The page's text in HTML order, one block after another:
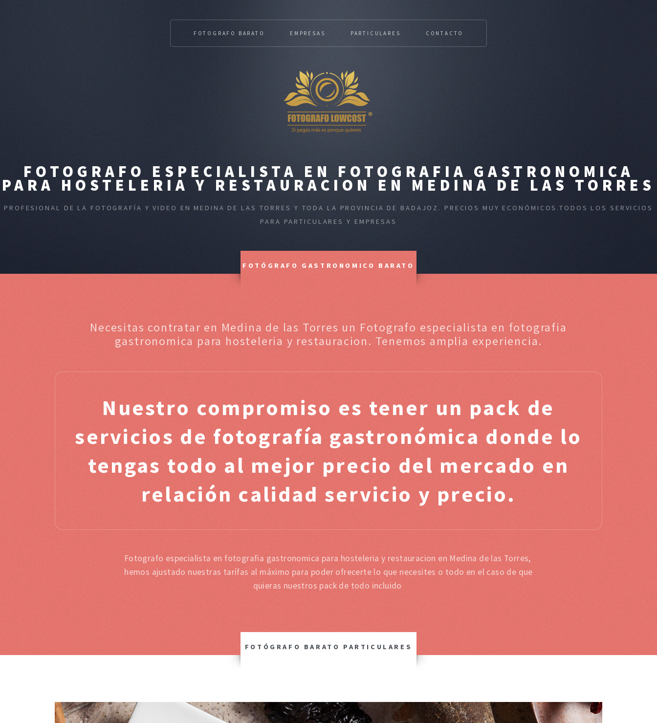
FOTOGRAFO ESPECIALISTA EN FOTOGRAFIA GASTRONOMICA
PARA HOSTELERIA Y RESTAURACION EN MEDINA DE LAS TORRES
PROFESIONAL DE LA FOTOGRAFÍA Y VIDEO EN MEDINA DE LAS TORRES Y TODA LA PROVINCIA DE BADAJOZ. PRECIOS MUY ECONÓMICOS.TODOS LOS SERVICIOS
PARA PARTICULARES Y EMPRESAS
FOTOGRAFO BARATO EMPRESAS PARTICULARES CONTACTO
FOTÓGRAFO GASTRONOMICO BARATO
Necesitas contratar en Medina de las Torres un Fotografo especialista en fotografia
gastronomica para hosteleria y restauracion. Tenemos amplia experiencia.
Nuestro compromiso es tener un pack de
servicios de fotografía gastronómica donde lo
tengas todo al mejor precio del mercado en
relación calidad servicio y precio.
Fotografo especialista en fotografia gastronomica para hosteleria y restauracion en Medina de las Torres,
hemos ajustado nuestras tarífas al máximo para poder ofrecerte lo que necesites o todo en el caso de que
quieras nuestros pack de todo incluido
FOTÓGRAFO BARATO PARTICULARES